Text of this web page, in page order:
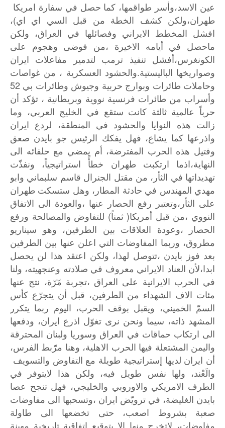
عين الاسد،وأسر طواقمها، كما حصل في سفارة امريكا
طهران،ولكن
كشف الخطة من قبل السي اي اي)،
افشل
المخطط الايراني وفصائلها في العراق،
ولكن
ماحصل
في أيامه الاخيرة ،من فوضى وهجوم
على
الكونغرس،أفشل
تنفيذ ترمب لتدمير مفاعلات
ايران
وصواريخها الباليستية.والحشود العسكرية ، من غواصات
وحاملات طائرات وبوارج حربية وجيوش وطائرات بي
وأسراب من طائرات فرنسية نووية وبريطانية ، تؤكد أن
حرباً
عالمية ثالثة كانت ستقع في الخليج العربي،
وما
زالت
هذه النوايا والحشود في المنطقة، لردع
ايران
واذرعها كما يشاع، فهل يفكك الرئيس جو بايدن صعق
وفتيل هذه الحرب المفترضة، أم يمضي مع حلفائه الى
النهاية،اذما
ارتكبت طهران خطأً استراتيجياً،
ونفذّت
تهديداتها في الثأر، من مقتل الجنرال قاسم سلبماني وابو
مهدي المهندس في حادثة المطار، وهل ستسكت طهران
على الثأر،وتعتبر رفع الحصار عنها ،والعودة الى الاتفاق
النووي ،من قبل أمريكا(ثمناً) للتفاوض والمصالحة ورفع
الحصار
،وعودة العلاقات بين الطرفين، وهو
سيناريو
مطروق، وربما المفاوضات التي اعلن عنها بين الطرفين
بعد فوز بايدن ،تتوصل لهذا، ولكن اعتقد هذا لن يحصل
ابدا،لأن العناد الايراني معروف في صلادته وعنجهيته، ولنا
في الحرب الايرانية على العراق ،تجربة مّرّة، نتج عنها
مئات الاف الشهداء من الطرفين، قبل أن يتجرّع كأس
السمّ
الخميني، ويقبل بوقف الحرب، اليوم ربما يتكرر
المشهد ذاته، سيما ونحن نرى تغوّل اذرع ايران، ودفعها
الى ارتكاب حماقات في العراق وسوريا ولبنان المحترقة
واليمن المشتعلة فيها الحرب الاهلية، وهنا مرّبط الفرس،
أن ايران لديها إستراتيجية طويلة مع التفاوض والتسويف
والَعْند،
ولها نفس طويل فيه، ولكن هذا لايتوفر
في
الطرف الامريكي والاوروبي والخليجي، فهل تنجح عصا
بايدن الغليضة، في ترويّض ايران ،وتسحبها الى مفاوضات
صعبة
بشروط اصعب، حتى تخضعها الى
طاولة
مفاوضات، لاتخرج منها الا بتوقيع إتفاقية تاريخية مهينة